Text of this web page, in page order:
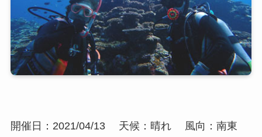
開催日：2021/04/13 天候：晴れ
風向：南東